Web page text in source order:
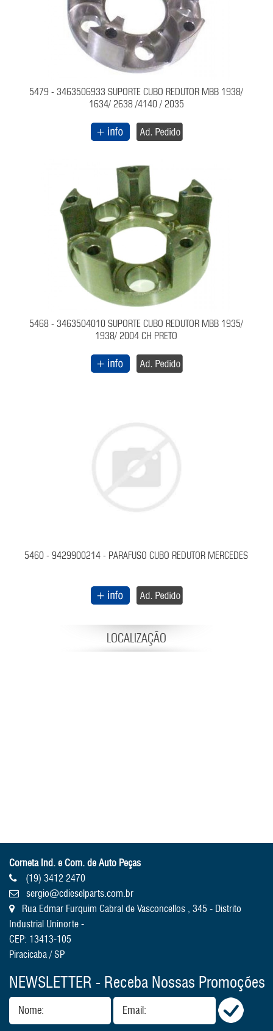
5479 - 3463506933 SUPORTE CUBO REDUTOR MBB 1938/
1634/ 2638 /4140 / 2035
5468 - 3463504010 SUPORTE CUBO REDUTOR MBB 1935/
1938/ 2004 CH PRETO
5460 - 9429900214 - PARAFUSO CUBO REDUTOR MERCEDES
LOCALIZAÇÃO
Corneta Ind. e Com. de Auto Peças
(19) 3412 2470
sergio@cdieselparts.com.br
Rua Edmar Furquim Cabral de Vasconcellos , 345 - Distrito
Industrial Uninorte -
CEP: 13413-105
Piracicaba / SP
NEWSLETTER - Receba Nossas Promoções
Nome: Email: